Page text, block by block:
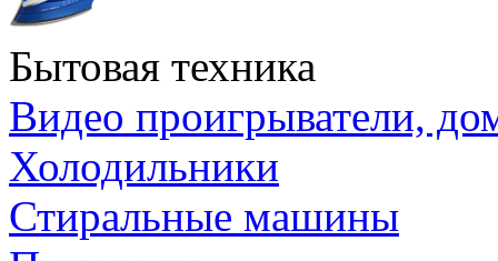
Бытовая техника
Видео проигрыватели,
Холодильники
Стиральные машины